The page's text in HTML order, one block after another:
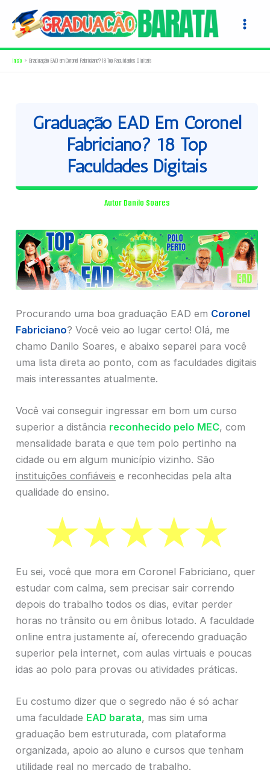
para
conteúdo
Início Graduação EAD em Coronel Fabriciano? 18 Top Faculdades Digitais
Graduação EAD Em Coronel
Fabriciano? 18 Top
Faculdades Digitais
Autor Danilo Soares
Procurando uma boa graduação EAD em Coronel
Fabriciano? Você veio ao lugar certo! Olá, me
chamo Danilo Soares, e abaixo separei para você
uma lista direta ao ponto, com as faculdades digitais
mais interessantes atualmente.
Você vai conseguir ingressar em bom um curso
superior a distância reconhecido pelo MEC, com
mensalidade barata e que tem polo pertinho na
cidade ou em algum município vizinho. São
instituições confiáveis e reconhecidas pela alta
qualidade do ensino.
Eu sei, você que mora em Coronel Fabriciano, quer
estudar com calma, sem precisar sair correndo
depois do trabalho todos os dias, evitar perder
horas no trânsito ou em ônibus lotado. A faculdade
online entra justamente aí, oferecendo graduação
superior pela internet, com aulas virtuais e poucas
idas ao polo para provas ou atividades práticas.
Eu costumo dizer que o segredo não é só achar
uma faculdade EAD barata, mas sim uma
graduação bem estruturada, com plataforma
organizada, apoio ao aluno e cursos que tenham
utilidade real no mercado de trabalho.